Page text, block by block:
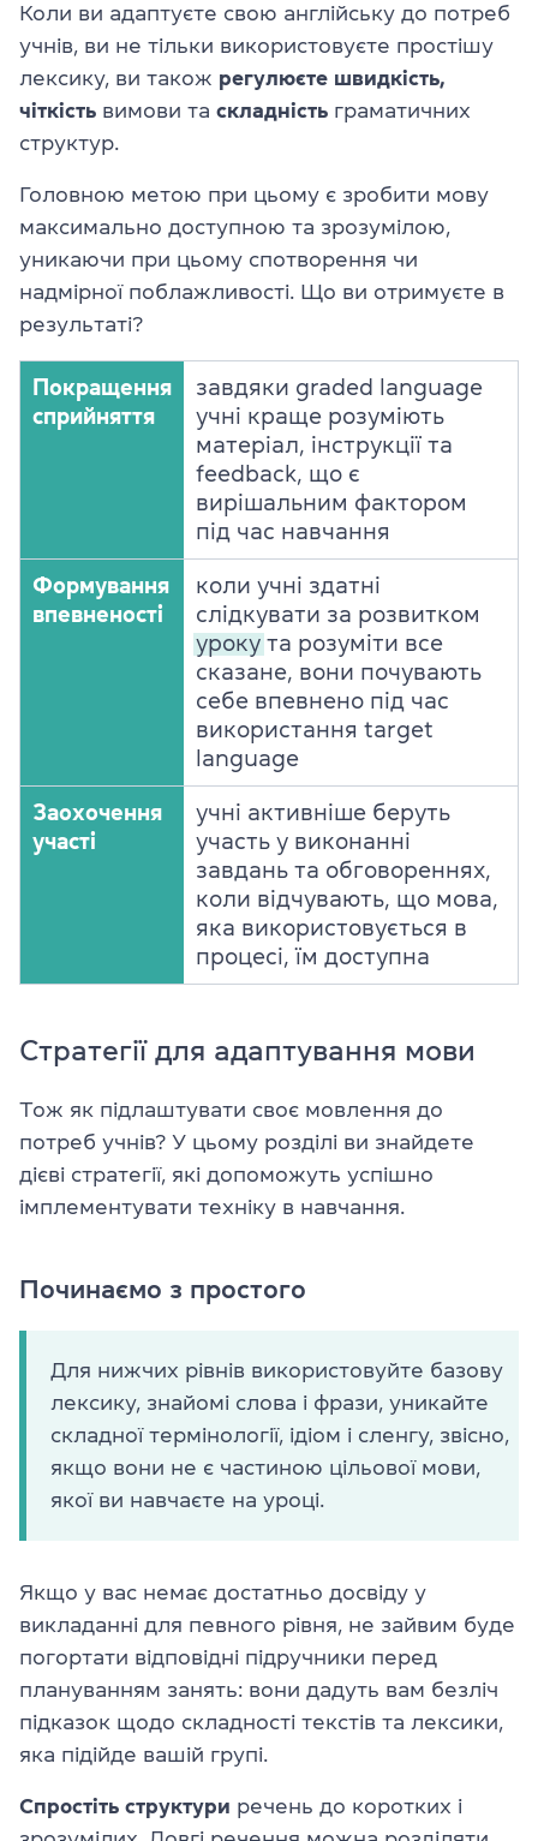
Коли ви адаптуєте свою англійську до потреб
учнів, ви не тільки використовуєте простішу
лексику, ви також регулюєте швидкість,
чіткість вимови та складність граматичних
структур.
Головною метою при цьому є зробити мову
максимально доступною та зрозумілою,
уникаючи при цьому спотворення чи
надмірної поблажливості. Що ви отримуєте в
результаті?
Покращення
сприйняття
завдяки graded language
учні краще розуміють
матеріал, інструкції та
feedback, що є
вирішальним фактором
під час навчання
Формування
впевненості
коли учні здатні
слідкувати за розвитком
уроку та розуміти все
сказане, вони почувають
себе впевнено під час
використання target
language
Заохочення
участі
учні активніше беруть
участь у виконанні
завдань та обговореннях,
коли відчувають, що мова,
яка використовується в
процесі, їм доступна
Стратегії для адаптування мови
Тож як підлаштувати своє мовлення до
потреб учнів? У цьому розділі ви знайдете
дієві стратегії, які допоможуть успішно
імплементувати техніку в навчання.
Починаємо з простого
Для нижчих рівнів використовуйте базову
лексику, знайомі слова і фрази, уникайте
складної термінології, ідіом і сленгу, звісно,
якщо вони не є частиною цільової мови,
якої ви навчаєте на уроці.
Якщо у вас немає достатньо досвіду у
викладанні для певного рівня, не зайвим буде
погортати відповідні підручники перед
плануванням занять: вони дадуть вам безліч
підказок щодо складності текстів та лексики,
яка підійде вашій групі.
Спростіть структури речень до коротких і